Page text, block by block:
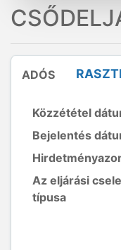
ADÓS
Közzététel
Bejelentés
Az eljárási
típusa